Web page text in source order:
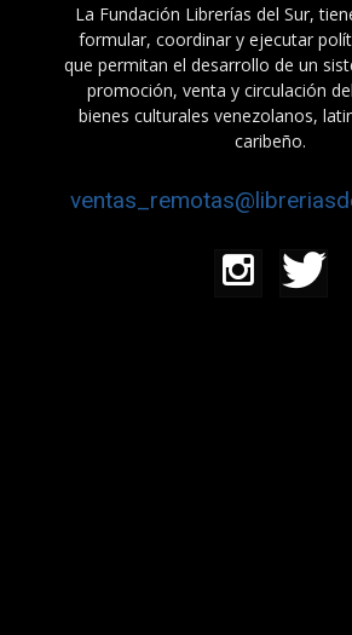
La Fundación Librerías del Sur,
formular, coordinar y ejecutar
que permitan el desarrollo de un
promoción, venta y circulación
bienes culturales venezolanos,
caribeño.